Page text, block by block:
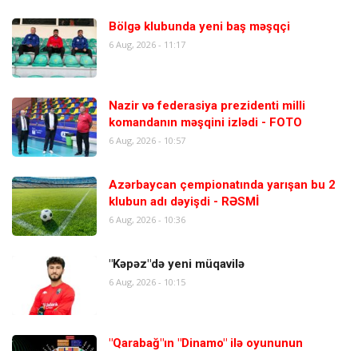
Bölgə klubunda yeni baş məşqçi
6 Aug, 2026 - 11:17
Nazir və federasiya prezidenti milli
komandanın məşqini izlədi - FOTO
6 Aug, 2026 - 10:57
Azərbaycan çempionatında yarışan bu 2
klubun adı dəyişdi - RƏSMİ
6 Aug, 2026 - 10:36
"Kəpəz"də yeni müqavilə
6 Aug, 2026 - 10:15
"Qarabağ"ın "Dinamo" ilə oyununun